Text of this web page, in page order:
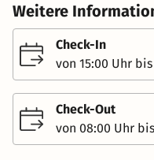
Weitere
Check-In
von 15:00 Uhr
Check-Out
von 08:00 Uhr